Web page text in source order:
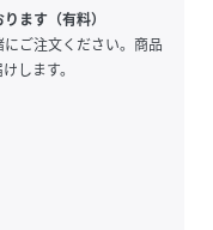
Watch に対応
、イタリアにて鞣し
なレザーを使用。
た彩度を表現。使い
いただけるのが魅
考慮し、フランス製
ます（有料）
ご注文ください。商品
します。